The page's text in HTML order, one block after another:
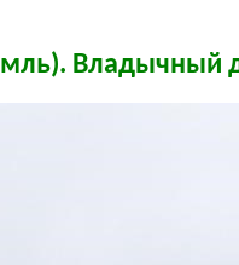
Владычный